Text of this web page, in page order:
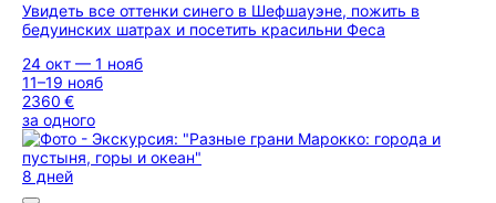
Увидеть все оттенки синего в Шефшауэне, пожить в
бедуинских шатрах и посетить красильни Феса
24 окт — 1 нояб
11–19 нояб
2360 €
за одного
8 дней